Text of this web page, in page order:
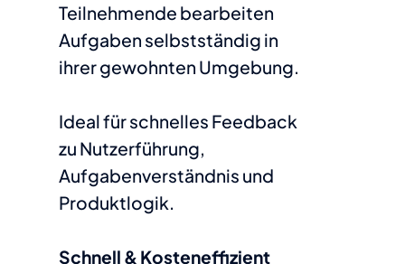
Teilnehmende bearbeiten
Aufgaben selbstständig in
ihrer gewohnten Umgebung.
Ideal für schnelles Feedback
zu Nutzerführung,
Aufgabenverständnis und
Produktlogik.
Schnell & Kosteneffizient